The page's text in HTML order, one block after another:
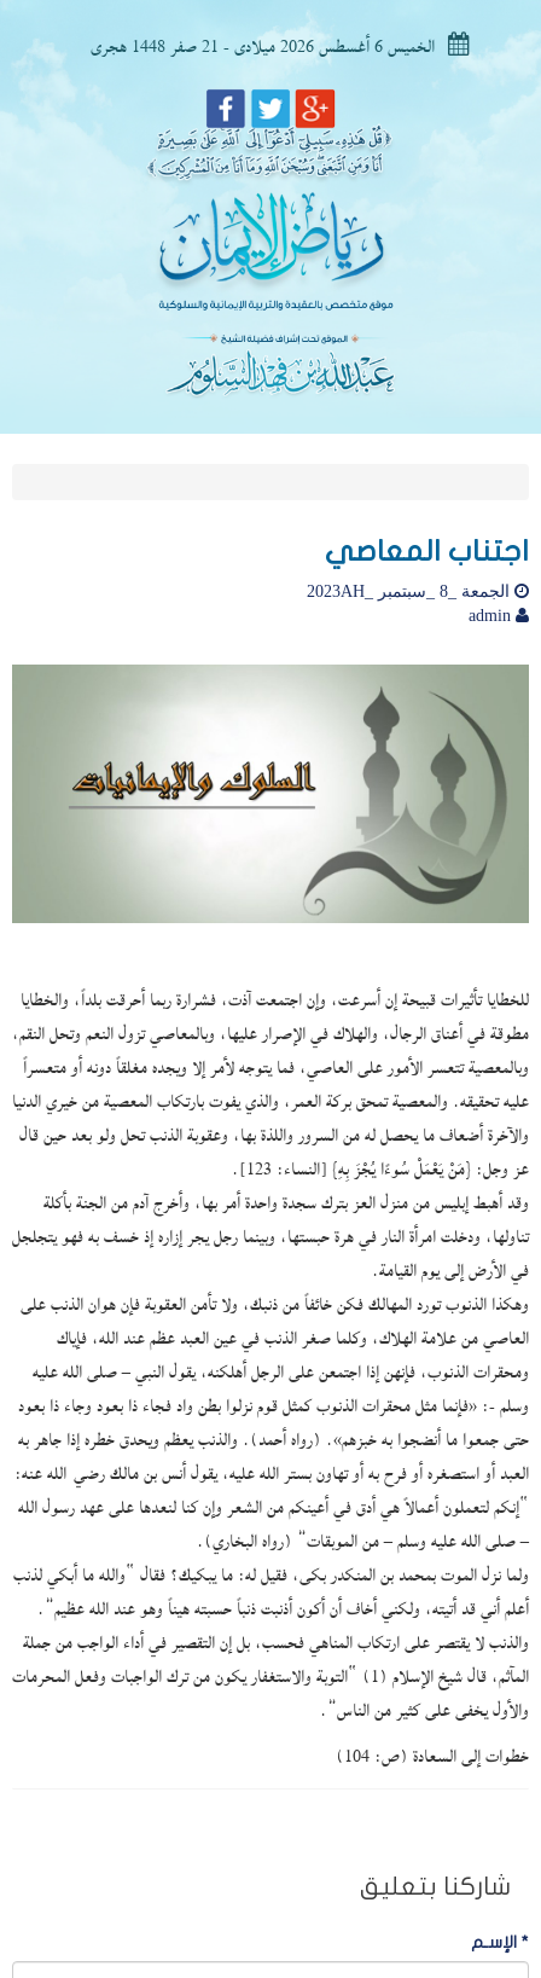
الخميس 6 أغسطس 2026 ميلادى - 21 صفر 1448 هجرى
اجتناب المعاصي
الجمعة _8 _سبتمبر _2023AH
للخطايا تأثيرات قبيحة إن أسرعت، وإن اجتمعت آذت، فشرارة ربما أحرقت بلداً، والخطايا
مطوقة في أعناق الرجال، والهلاك في الإصرار عليها، وبالمعاصي تزول النعم وتحل النقم،
وبالمعصية تتعسر الأمور على العاصي، فما يتوجه لأمر إلا ويجده مغلقاً دونه أو متعسراً
عليه تحقيقه. والمعصية تمحق بركة العمر، والذي يفوت بارتكاب المعصية من خيري الدنيا
والآخرة أضعاف ما يحصل له من السرور واللذة بها، وعقوبة الذنب تحل ولو بعد حين قال
عز وجل: {مَنْ يَعْمَلْ سُوءًا يُجْزَ بِهِ} [النساء: 123].
وقد أهبط إبليس من منزل العز بترك سجدة واحدة أمر بها، وأخرج آدم من الجنة بأكلة
تناولها، ودخلت امرأة النار في هرة حبستها، وبينما رجل يجر إزاره إذ خسف به فهو يتجلجل
في الأرض إلى يوم القيامة.
وهكذا الذنوب تورد المهالك فكن خائفاً من ذنبك، ولا تأمن العقوبة فإن هوان الذنب على
العاصي من علامة الهلاك، وكلما صغر الذنب في عين العبد عظم عند الله، فإياك
ومحقرات الذنوب، فإنهن إذا اجتمعن على الرجل أهلكنه، يقول النبي – صلى الله عليه
وسلم -: «فإنما مثل محقرات الذنوب كمثل قوم نزلوا بطن واد فجاء ذا بعود وجاء ذا بعود
حتى جمعوا ما أنضجوا به خبزهم». (رواه أحمد). والذنب يعظم ويحدق خطره إذا جاهر به
العبد أو استصغره أو فرح به أو تهاون بستر الله عليه، يقول أنس بن مالك رضي الله عنه:
“إنكم لتعملون أعمالاً هي أدق في أعينكم من الشعر وإن كنا لنعدها على عهد رسول الله
– صلى الله عليه وسلم – من الموبقات” (رواه البخاري).
ولما نزل الموت بمحمد بن المنكدر بكى، فقيل له: ما يبكيك؟ فقال “والله ما أبكي لذنب
أعلم أني قد أتيته، ولكني أخاف أن أكون أذنبت ذنباً حسبته هيناً وهو عند الله عظيم”.
والذنب لا يقتصر على ارتكاب المناهي فحسب، بل إن التقصير في أداء الواجب من جملة
المآثم، قال شيخ الإسلام (1) “التوبة والاستغفار يكون من ترك الواجبات وفعل المحرمات
والأول يخفى على كثير من الناس”.
خطوات إلى السعادة (ص: 104)
شاركنا بتعليق
* الإسـم